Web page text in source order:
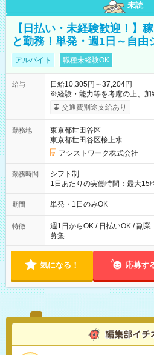
未読
【日払い・未経験歓迎！】
と勤務！単発・週1日～自由
アルバイト 職種未経験OK
給与
日給10,305円～37,204円
※経験・能力等を考慮の上、加給・
間】試用期間なし
交通費別途支給あり
勤務地
東京都世田谷区
東京都世田谷区桜上水
アシストワーク株式会社
勤務時間
シフト制
1日あたりの実働時間：最大15
勤務 勤務：月・水・金 休み：火・木・土
可能です！ ※1日あたりの最大実働時間は日勤、夜勤共に勤務し
期間 単発・1日のみOK
特徴
週1日からOK / 日払いOK / 副
募集
気になる！ 応募す